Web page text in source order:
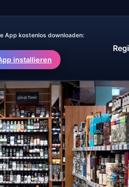
App kostenlos downloaden:
installieren